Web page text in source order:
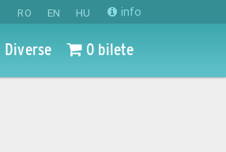
RO EN HU info
Diverse 0 bilete